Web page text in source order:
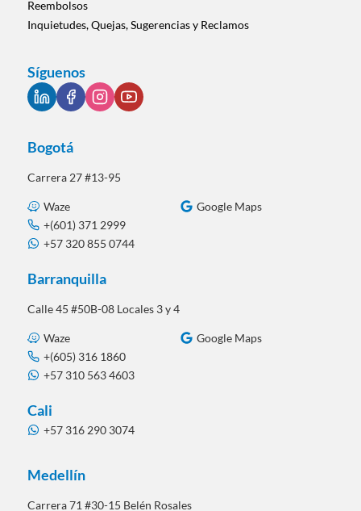
Reembolsos
Inquietudes, Quejas, Sugerencias y Reclamos
Síguenos
Bogotá
Carrera 27 #13-95
Waze
Google Maps
+(601) 371 2999
+57 320 855 0744
Barranquilla
Calle 45 #50B-08 Locales 3 y 4
Waze
Google Maps
+(605) 316 1860
+57 310 563 4603
Cali
+57 316 290 3074
Medellín
Carrera 71 #30-15 Belén Rosales